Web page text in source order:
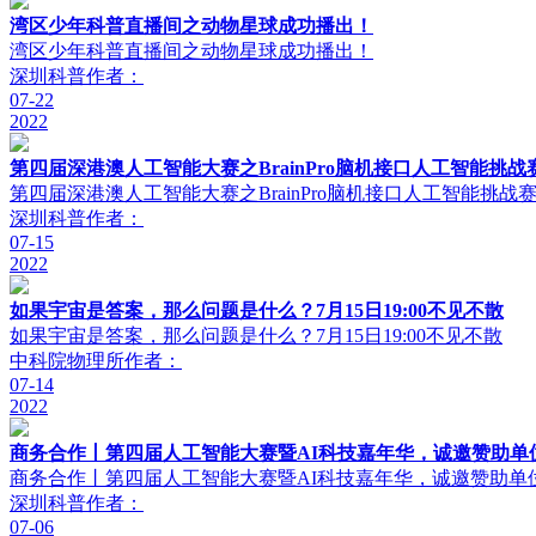
湾区少年科普直播间之动物星球成功播出！
湾区少年科普直播间之动物星球成功播出！
深圳科普作者：
07-22
2022
第四届深港澳人工智能大赛之BrainPro脑机接口人工智能挑战
第四届深港澳人工智能大赛之BrainPro脑机接口人工智能挑战赛
深圳科普作者：
07-15
2022
如果宇宙是答案，那么问题是什么？7月15日19:00不见不散
如果宇宙是答案，那么问题是什么？7月15日19:00不见不散
中科院物理所作者：
07-14
2022
商务合作丨第四届人工智能大赛暨AI科技嘉年华，诚邀赞助单
商务合作丨第四届人工智能大赛暨AI科技嘉年华，诚邀赞助单
深圳科普作者：
07-06